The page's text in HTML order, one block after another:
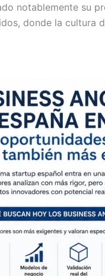
notablemente su
donde la